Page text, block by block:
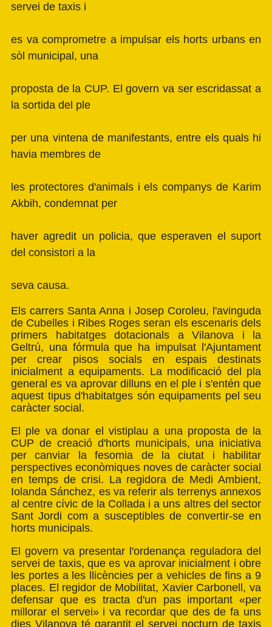
servei de taxis i
es va comprometre a impulsar els horts urbans en
sòl municipal, una
proposta de la CUP. El govern va ser escridassat a
la sortida del ple
per una vintena de manifestants, entre els quals hi
havia membres de
les protectores d'animals i els companys de Karim
Akbih, condemnat per
haver agredit un policia, que esperaven el suport
del consistori a la
seva causa.
Els carrers Santa Anna i Josep Coroleu, l'avinguda
de Cubelles i Ribes Roges seran els escenaris dels
primers habitatges dotacionals a Vilanova i la
Geltrú, una fórmula que ha impulsat l'Ajuntament
per crear pisos socials en espais destinats
inicialment a equipaments. La modificació del pla
general es va aprovar dilluns en el ple i s'entén que
aquest tipus d'habitatges són equipaments pel seu
caràcter social.
El ple va donar el vistiplau a una proposta de la
CUP de creació d'horts municipals, una iniciativa
per canviar la fesomia de la ciutat i habilitar
perspectives econòmiques noves de caràcter social
en temps de crisi. La regidora de Medi Ambient,
Iolanda Sánchez, es va referir als terrenys annexos
al centre cívic de la Collada i a uns altres del sector
Sant Jordi com a susceptibles de convertir-se en
horts municipals.
El govern va presentar l'ordenança reguladora del
servei de taxis, que es va aprovar inicialment i obre
les portes a les llicències per a vehicles de fins a 9
places. El regidor de Mobilitat, Xavier Carbonell, va
defensar que es tracta d'un pas important «per
millorar el servei» i va recordar que des de fa uns
dies Vilanova té garantit el servei nocturn de taxis